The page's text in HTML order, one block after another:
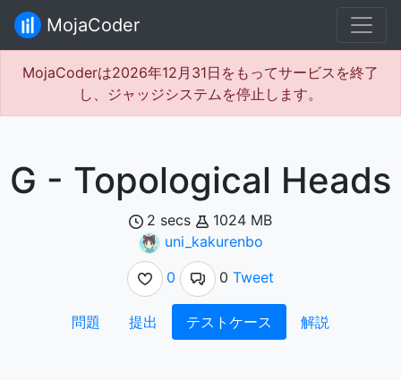
MojaCoder
MojaCoderは2026年12月31日をもってサービスを終了
し、ジャッジシステムを停止します。
G - Topological Heads
2 secs
1024 MB
uni_kakurenbo
0
0 Tweet
問題 提出 テストケース 解説